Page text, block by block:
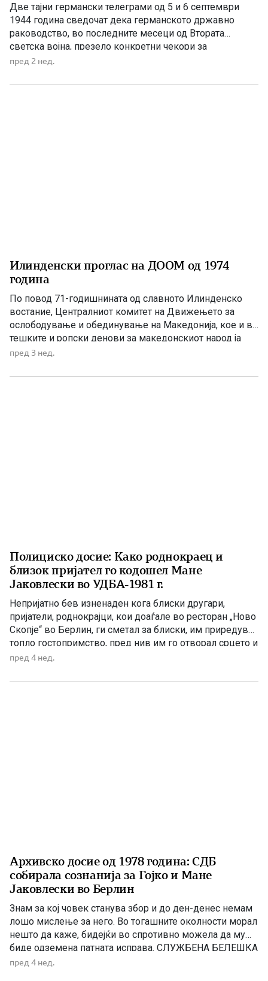
Две тајни германски телеграми од 5 и 6 септември
1944 година сведочат дека германското државно
раководство, во последните месеци од Втората
светска војна, презело конкретни чекори за
прогласување независна Македонија. Документите
Reichssache“ („Тајна државна работа“) – а во нив се
пред 2 нед.
Илинденски проглас на ДООМ од 1974
година
По повод 71-годишнината од славното Илинденско
востание, Централниот комитет на Движењето за
ослободување и обединување на Македонија, кое и во
тешките и ропски денови за македонскиот народ ја
продолжува борбата и ги следи идеалите на
ПРОГЛАС: БРАЌА И СЕСТРИ – МАКЕДОНЦИ И
пред 3 нед.
Полициско досие: Како роднокраец и
близок пријател го кодошел Мане
Јаковлески во УДБА-1981 г.
Непријатно бев изненаден кога блиски другари,
пријатели, роднокрајци, кои доаѓале во ресторан „Ново
Скопје“ во Берлин, ги сметал за блиски, им приредувал
топло гостопримство, пред нив им го отворал срцето и
слободно разговарал за сешто го болело во душата.
гостопримството, доаѓале со одредена цел бидејќи
пред 4 нед.
Архивско досие од 1978 година: СДБ
собирала сознанија за Гојко и Мане
Јаковлески во Берлин
Знам за кој човек станува збор и до ден-денес немам
лошо мислење за него. Во тогашните околности морал
нешто да каже, бидејќи во спротивно можела да му
биде одземена патната исправа. СЛУЖБЕНА БЕЛЕШКА
I – Разговорот со [ПРЕЦРТАНО] е обавен на 18:05.1978
пред 4 нед.